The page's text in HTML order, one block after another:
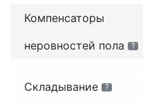
Компенсаторы
неровностей пола
?
Складывание ?